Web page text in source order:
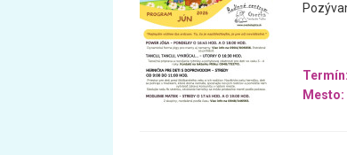
Termín:
Mesto: